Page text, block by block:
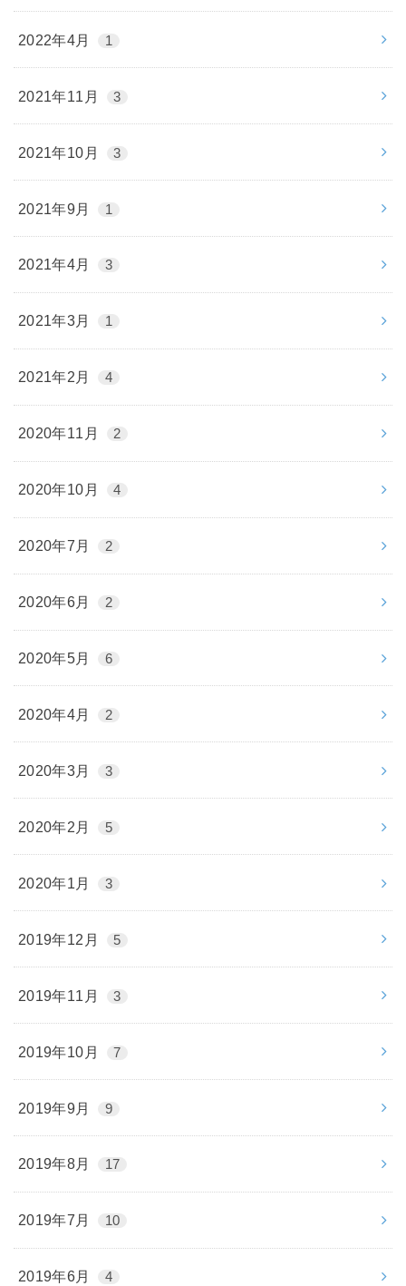
2022年4月 1
2021年11月 3
2021年10月 3
2021年9月 1
2021年4月 3
2021年3月 1
2021年2月 4
2020年11月 2
2020年10月 4
2020年7月 2
2020年6月 2
2020年5月 6
2020年4月 2
2020年3月 3
2020年2月 5
2020年1月 3
2019年12月 5
2019年11月 3
2019年10月 7
2019年9月 9
2019年8月 17
2019年7月 10
2019年6月 4